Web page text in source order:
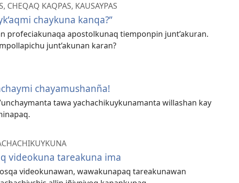
CHEQAQ KAQPAS, KAUSAYPAS
chaykuna kanqa?”
profeciakunaqa apostolkunaq tiemponpin junt’akuran.
junt’akunan karan?
chayamushanña!
tawa yachachikuykunamanta willashan kay
videokuna tareakuna ima
videokunawan, wawakunapaq tareakunawan